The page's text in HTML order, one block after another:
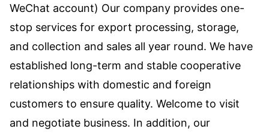
WeChat account) Our company provides one-
stop services for export processing, storage,
and collection and sales all year round. We have
established long-term and stable cooperative
relationships with domestic and foreign
customers to ensure quality. Welcome to visit
and negotiate business. In addition, our